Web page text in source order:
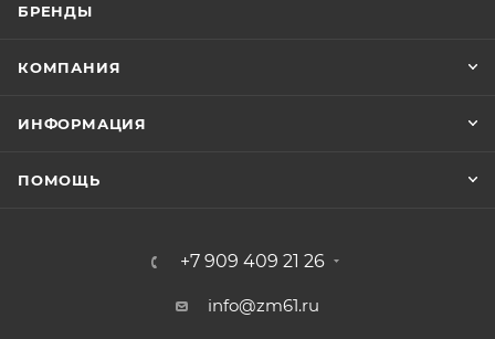
БРЕНДЫ
КОМПАНИЯ
ИНФОРМАЦИЯ
ПОМОЩЬ
+7 909 409 21 26
info@zm61.ru